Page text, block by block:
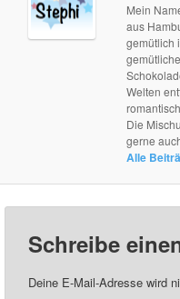
Mein
aus
gemütlich
Welten
Die
gerne
Alle
Schreibe
Deine E-Mail-Adresse wird